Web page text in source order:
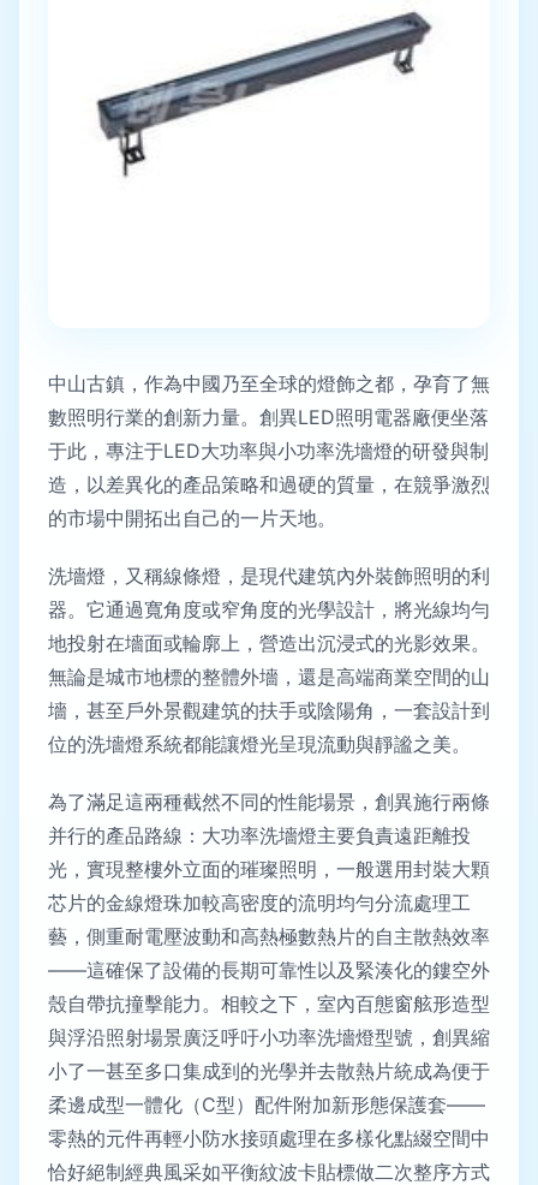
中山古鎮，作為中國乃至全球的燈飾之都，孕育了無
數照明行業的創新力量。創異LED照明電器廠便坐落
于此，專注于LED大功率與小功率洗墻燈的研發與制
造，以差異化的產品策略和過硬的質量，在競爭激烈
的市場中開拓出自己的一片天地。
洗墻燈，又稱線條燈，是現代建筑內外裝飾照明的利
器。它通過寬角度或窄角度的光學設計，將光線均勻
地投射在墻面或輪廓上，營造出沉浸式的光影效果。
無論是城市地標的整體外墻，還是高端商業空間的山
墻，甚至戶外景觀建筑的扶手或陰陽角，一套設計到
位的洗墻燈系統都能讓燈光呈現流動與靜謐之美。
為了滿足這兩種截然不同的性能場景，創異施行兩條
并行的產品路線：大功率洗墻燈主要負責遠距離投
光，實現整樓外立面的璀璨照明，一般選用封裝大顆
芯片的金線燈珠加較高密度的流明均勻分流處理工
藝，側重耐電壓波動和高熱極數熱片的自主散熱效率
——這確保了設備的長期可靠性以及緊湊化的鏤空外
殼自帶抗撞擊能力。相較之下，室內百態窗舷形造型
與浮沿照射場景廣泛呼吁小功率洗墻燈型號，創異縮
小了一甚至多口集成到的光學并去散熱片統成為便于
柔邊成型一體化（C型）配件附加新形態保護套——
零熱的元件再輕小防水接頭處理在多樣化點綴空間中
恰好絕制經典風采如平衡紋波卡貼標做二次整序方式